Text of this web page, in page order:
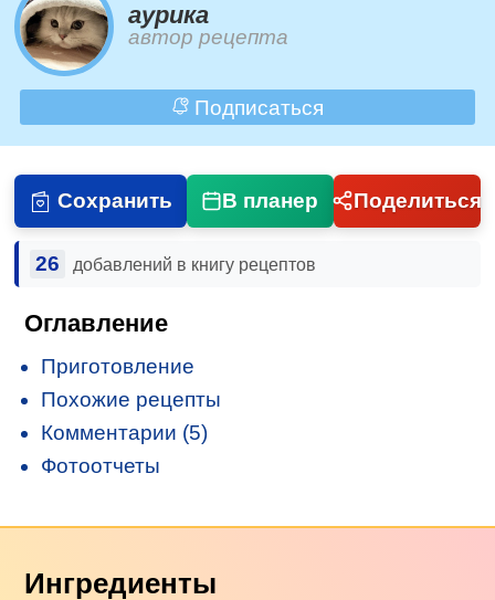
aурика
автор рецепта
Подписаться
Сохранить В планер Поделиться
26 добавлений в книгу рецептов
Оглавление
Приготовление
Похожие рецепты
Комментарии (5)
Фотоотчеты
Ингредиенты